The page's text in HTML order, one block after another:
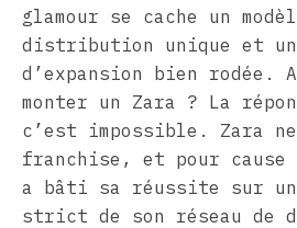
glamour se cache un
distribution unique et
d’expansion bien rodée.
monter un Zara ? La
c’est impossible. Zara
franchise, et pour cause
a bâti sa réussite sur
strict de son réseau de